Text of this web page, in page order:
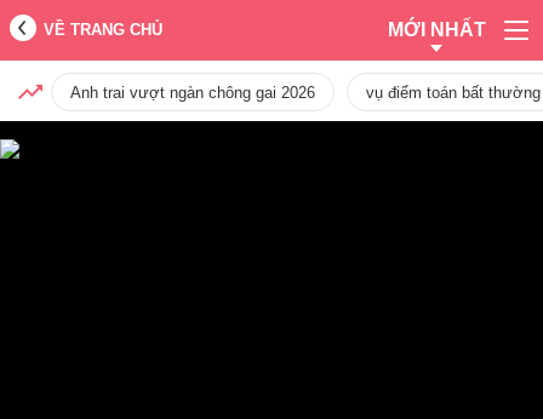
VỀ TRANG CHỦ MỚI NHẤT
Anh trai vượt ngàn chông gai 2026 vụ điểm toán bất